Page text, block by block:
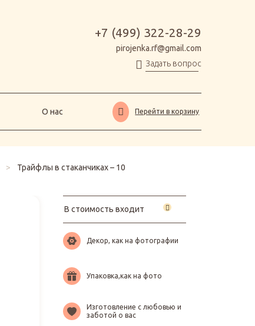
+7 (499) 322-28-29
pirojenka.rf@gmail.com
Задать вопрос
О нас Перейти в корзину
> Трайфлы в стаканчиках – 10
В стоимость входит
Декор, как на фотографии
Упаковка,как на фото
Изготовление с любовью и
заботой о вас